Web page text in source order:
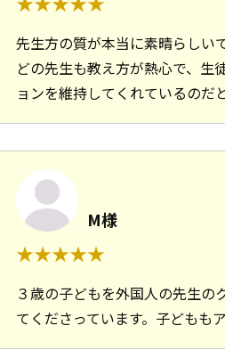
先生方の質が本当に素晴らしい
どの先生も教え方が熱心で、生
ョンを維持してくれているのだ
M様
３歳の子どもを外国人の先生の
てくださっています。子どもも